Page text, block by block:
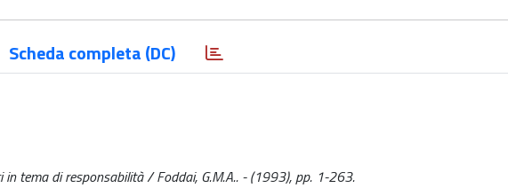
Scheda completa (DC)
tema di responsabilità / Foddai, G.M.A.. - (1993), pp. 1-263.